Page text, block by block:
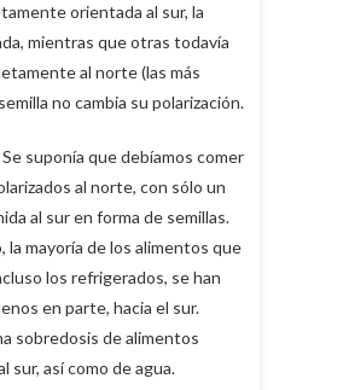
orientada al sur, la
mientras que otras todavía
al norte (las más
no cambia su polarización.
suponía que debíamos comer
al norte, con sólo un
al sur en forma de semillas.
la mayoría de los alimentos que
los refrigerados, se han
en parte, hacia el sur.
sobredosis de alimentos
sur, así como de agua.